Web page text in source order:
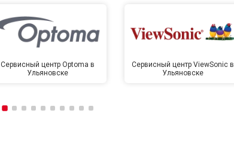
Сервисный центр Optoma в
Ульяновске
Сервисный центр ViewSonic в
Ульяновске